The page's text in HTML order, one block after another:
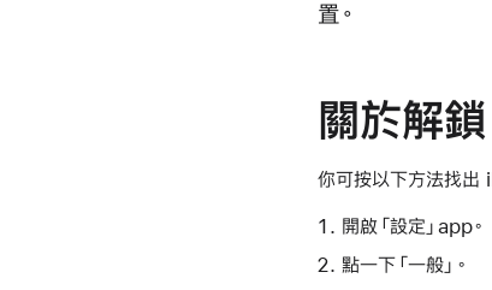
置。
關於解鎖
你可按以下方法找出
開啟「設定」app。
點一下「一般」。